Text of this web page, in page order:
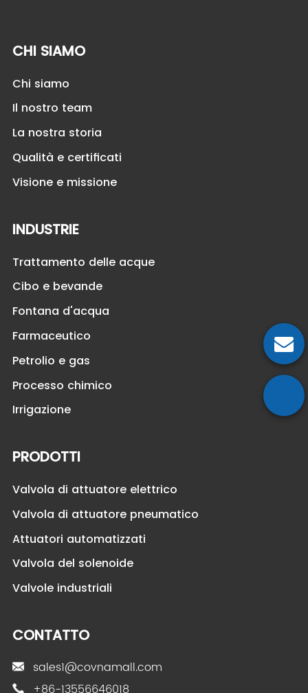
CHI SIAMO
Chi siamo
Il nostro team
La nostra storia
Qualità e certificati
Visione e missione
INDUSTRIE
Trattamento delle acque
Cibo e bevande
Fontana d'acqua
Farmaceutico
Petrolio e gas
Processo chimico
Irrigazione
PRODOTTI
Valvola di attuatore elettrico
Valvola di attuatore pneumatico
Attuatori automatizzati
Valvola del solenoide
Valvole industriali
CONTATTO
sales1@covnamall.com